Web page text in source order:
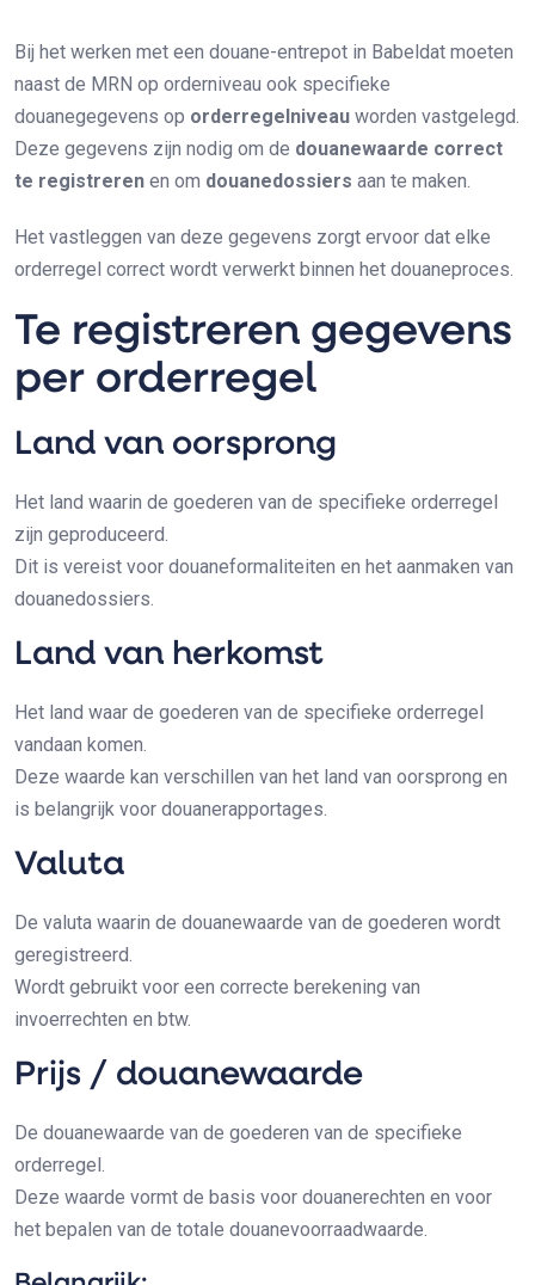
Bij het werken met een douane-entrepot in Babeldat moeten
naast de MRN op orderniveau ook specifieke
douanegegevens op orderregelniveau worden vastgelegd.
Deze gegevens zijn nodig om de douanewaarde correct
te registreren en om douanedossiers aan te maken.
Het vastleggen van deze gegevens zorgt ervoor dat elke
orderregel correct wordt verwerkt binnen het douaneproces.
Te registreren gegevens
per orderregel
Land van oorsprong
Het land waarin de goederen van de specifieke orderregel
zijn geproduceerd.
Dit is vereist voor douaneformaliteiten en het aanmaken van
douanedossiers.
Land van herkomst
Het land waar de goederen van de specifieke orderregel
vandaan komen.
Deze waarde kan verschillen van het land van oorsprong en
is belangrijk voor douanerapportages.
Valuta
De valuta waarin de douanewaarde van de goederen wordt
geregistreerd.
Wordt gebruikt voor een correcte berekening van
invoerrechten en btw.
Prijs / douanewaarde
De douanewaarde van de goederen van de specifieke
orderregel.
Deze waarde vormt de basis voor douanerechten en voor
het bepalen van de totale douanevoorraadwaarde.